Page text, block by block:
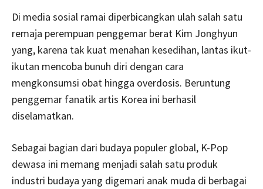
Di media sosial ramai diperbicangkan ulah salah satu
remaja perempuan penggemar berat Kim Jonghyun
yang, karena tak kuat menahan kesedihan, lantas ikut-
ikutan mencoba bunuh diri dengan cara
mengkonsumsi obat hingga overdosis. Beruntung
penggemar fanatik artis Korea ini berhasil
diselamatkan.
Sebagai bagian dari budaya populer global, K-Pop
dewasa ini memang menjadi salah satu produk
industri budaya yang digemari anak muda di berbagai